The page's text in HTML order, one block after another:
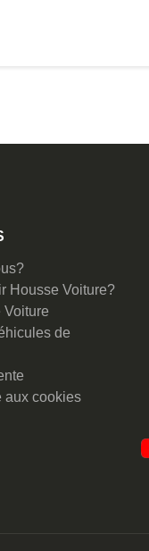
Housse Voiture?
Voiture
de
aux cookies